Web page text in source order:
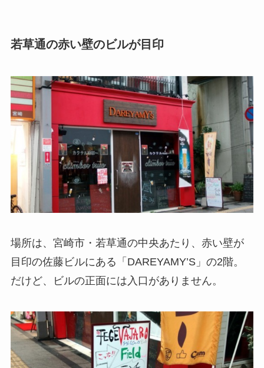
若草通の赤い壁のビルが目印
場所は、宮崎市・若草通の中央あたり、赤い壁が
目印の佐藤ビルにある「DAREYAMY’S」の2階。
だけど、ビルの正面には入口がありません。